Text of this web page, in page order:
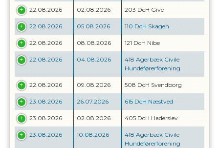
22.08.2026 02.08.2026 203 DcH Give
22.08.2026 05.08.2026 110 DcH Skagen
22.08.2026 08.08.2026 121 DcH Nibe
22.08.2026 04.08.2026
418 Agerbæk Civile
Hundeførerforening
22.08.2026 09.08.2026 508 DcH Svendborg
23.08.2026 26.07.2026 615 DcH Næstved
23.08.2026 02.08.2026 405 DcH Haderslev
23.08.2026 10.08.2026
418 Agerbæk Civile
Hundeførerforening